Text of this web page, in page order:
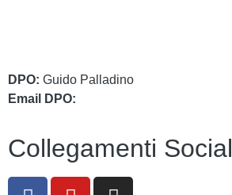
DPO: Guido Palladino
Email DPO:
Collegamenti Social